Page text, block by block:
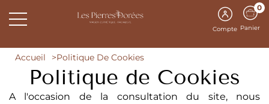
Compte
0
Panier
Accueil Politique De Cookies
Politique de Cookies
A l'occasion de la consultation du site, nous